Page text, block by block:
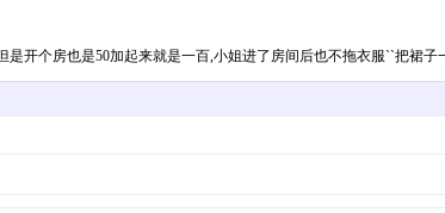
】：40
也是50加起来就是一百,小姐进了房间后也不拖衣服``把裙子一